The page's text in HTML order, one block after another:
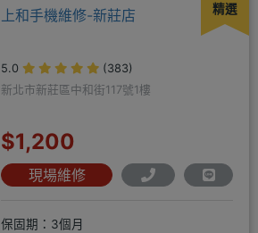
精選
上和手機維修-新莊店
5.0
(383)
新北市新莊區中和街117號1樓
$1,200
現場維修
保固期：3個月